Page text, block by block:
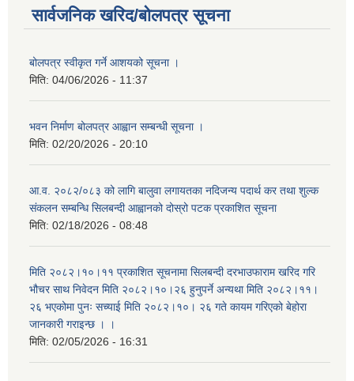
सार्वजनिक खरिद/बोलपत्र सूचना
बोलपत्र स्वीकृत गर्ने आशयको सूचना ।
मिति: 04/06/2026 - 11:37
भवन निर्माण बोलपत्र आह्वान सम्बन्धी सूचना ।
मिति: 02/20/2026 - 20:10
आ.व. २०८२/०८३ को लागि बालुवा लगायतका नदिजन्य पदार्थ कर तथा शुल्क
संकलन सम्बन्धि सिलबन्दी आह्वानको दोस्रो पटक प्रकाशित सूचना
मिति: 02/18/2026 - 08:48
मिति २०८२।१०।११ प्रकाशित सूचनामा सिलबन्दी दरभाउफाराम खरिद गरि
भौचर साथ निवेदन मिति २०८२।१०।२६ हुनुपर्ने अन्यथा मिति २०८२।११।
२६ भएकोमा पुनः सच्याई मिति २०८२।१०। २६ गते कायम गरिएको बेहोरा
जानकारी गराइन्छ । ।
मिति: 02/05/2026 - 16:31